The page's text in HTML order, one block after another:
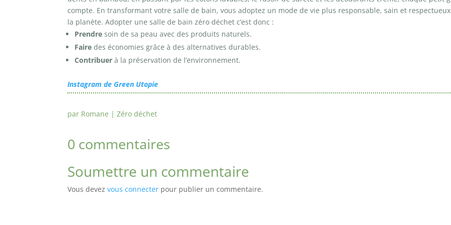
compte. En transformant votre salle de bain, vous adoptez un mode de vie plus responsable, sain et
la planète. Adopter une salle de bain zéro déchet c’est donc :
Prendre soin de sa peau avec des produits naturels.
Faire des économies grâce à des alternatives durables.
Contribuerà la préservation de l’environnement.
Instagram de Green Utopie
par Romane |Zéro déchet
0 commentaires
Soumettre un commentaire
Vous devezvous connecter pour publier un commentaire.